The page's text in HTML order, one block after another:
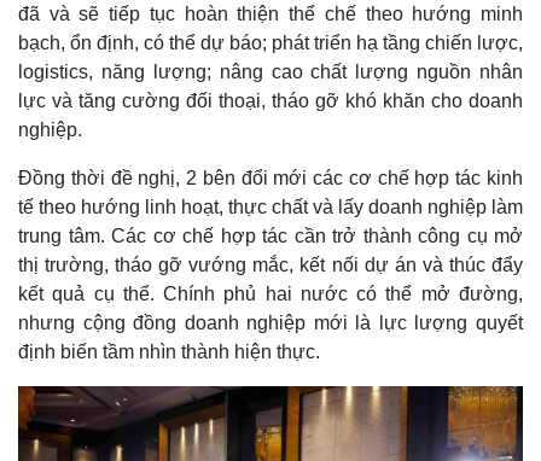
đã và sẽ tiếp tục hoàn thiện thể chế theo hướng minh
bạch, ổn định, có thể dự báo; phát triển hạ tầng chiến lược,
logistics, năng lượng; nâng cao chất lượng nguồn nhân
lực và tăng cường đối thoại, tháo gỡ khó khăn cho doanh
nghiệp.
Đồng thời đề nghị, 2 bên đổi mới các cơ chế hợp tác kinh
tế theo hướng linh hoạt, thực chất và lấy doanh nghiệp làm
trung tâm. Các cơ chế hợp tác cần trở thành công cụ mở
thị trường, tháo gỡ vướng mắc, kết nối dự án và thúc đẩy
kết quả cụ thể. Chính phủ hai nước có thể mở đường,
nhưng cộng đồng doanh nghiệp mới là lực lượng quyết
định biến tầm nhìn thành hiện thực.